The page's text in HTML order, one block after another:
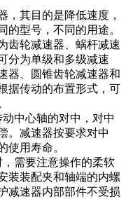
，其目的是降低速度，
的型号，不同的用途。
齿轮减速器、蜗杆减速
分为单级和多级减速
器、圆锥齿轮减速器和
据传动的布置形式，可
中心轴的对中，对中
。减速器按要求对中
使用寿命。
需要注意操作的柔软
装装配夹和轴端的内螺
减速器内部部件不受损